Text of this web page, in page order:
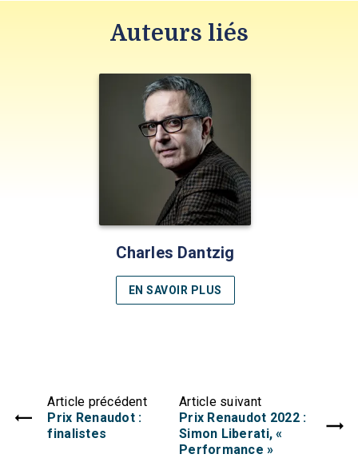
Auteurs liés
Charles Dantzig
EN SAVOIR PLUS
Article précédent
Prix Renaudot :
finalistes
Article suivant
Prix Renaudot 2022 :
Simon Liberati, «
Performance »